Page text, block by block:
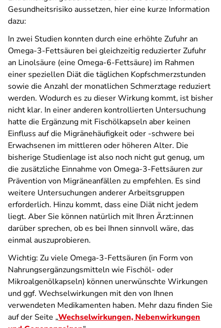
Gesundheitsrisiko aussetzen, hier eine kurze Information
dazu:
In zwei Studien konnten durch eine erhöhte Zufuhr an
Omega-3-Fettsäuren bei gleichzeitig reduzierter Zufuhr
an Linolsäure (eine Omega-6-Fettsäure) im Rahmen
einer speziellen Diät die täglichen Kopfschmerzstunden
sowie die Anzahl der monatlichen Schmerztage reduziert
werden. Wodurch es zu dieser Wirkung kommt, ist bisher
nicht klar. In einer anderen kontrollierten Untersuchung
hatte die Ergänzung mit Fischölkapseln aber keinen
Einfluss auf die Migränehäufigkeit oder -schwere bei
Erwachsenen im mittleren oder höheren Alter. Die
bisherige Studienlage ist also noch nicht gut genug, um
die zusätzliche Einnahme von Omega-3-Fettsäuren zur
Prävention von Migräneanfällen zu empfehlen. Es sind
weitere Untersuchungen anderer Arbeitsgruppen
erforderlich. Hinzu kommt, dass eine Diät nicht jedem
liegt. Aber Sie können natürlich mit Ihren Ärzt:innen
darüber sprechen, ob es bei Ihnen sinnvoll wäre, das
einmal auszuprobieren.
Wichtig: Zu viele Omega-3-Fettsäuren (in Form von
Nahrungsergänzungsmitteln wie Fischöl- oder
Mikroalgenölkapseln) können unerwünschte Wirkungen
und ggf. Wechselwirkungen mit den von Ihnen
verwendeten Medikamenten haben. Mehr dazu finden Sie
auf der Seite „Wechselwirkungen, Nebenwirkungen